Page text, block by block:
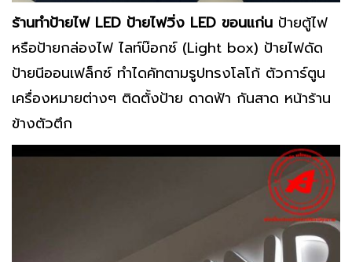
ร้านทำป้ายไฟ LED ป้ายไฟวิ่ง LED ขอนแก่น ป้ายตู้ไฟ
หรือป้ายกล่องไฟ ไลท์บ๊อกซ์ (Light box) ป้ายไฟดัด
ป้ายนีออนเฟล็กซ์ ทำไดคัทตามรูปทรงโลโก้ ตัวการ์ตูน
เครื่องหมายต่างๆ ติดตั้งป้าย ดาดฟ้า กันสาด หน้าร้าน
ข้างตัวตึก